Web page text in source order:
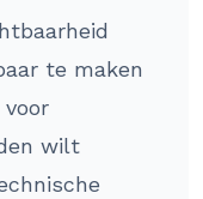
te maken
wilt